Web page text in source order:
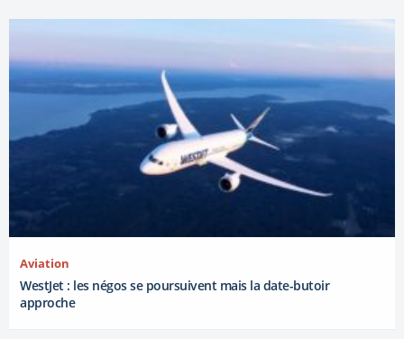
Aviation
WestJet : les négos se poursuivent mais la date-butoir
approche